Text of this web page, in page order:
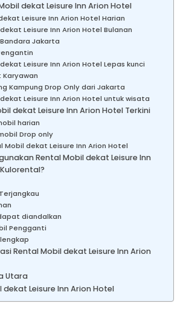
dekat Leisure Inn Arion Hotel
Leisure Inn Arion Hotel Harian
Leisure Inn Arion Hotel Bulanan
Jakarta
Leisure Inn Arion Hotel Lepas kunci
Kampung Drop Only dari Jakarta
Leisure Inn Arion Hotel untuk wisata
dekat Leisure Inn Arion Hotel Terkini
harian
Drop only
Mobil dekat Leisure Inn Arion Hotel
Rental Mobil dekat Leisure Inn
diandalkan
Pengganti
Rental Mobil dekat Leisure Inn Arion
Utara
dekat Leisure Inn Arion Hotel